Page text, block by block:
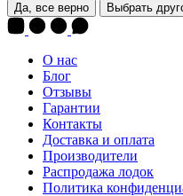
Да, все верно Выбрать
О нас
Блог
Отзывы
Гарантии
Контакты
Доставка и оплата
Производители
Распродажа лодок
Политика